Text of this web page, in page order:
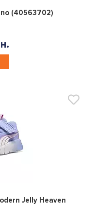
0
(40563702)
0
Jelly Heaven